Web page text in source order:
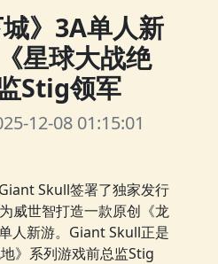
城》3A单人新
星球大战绝
Stig领军
12-08 01:15:01
Skull签署了独家发行
威世智打造一款原创《龙
人新游。Giant Skull正是
》系列游戏前总监Stig